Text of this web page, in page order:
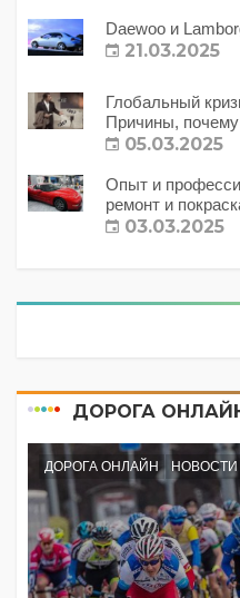
Daewoo и
21.03.2025
Глобальный
Причины,
с этим делать?
05.03.2025
Опыт и
ремонт и
03.03.2025
ДОРОГА
ДОРОГА ОНЛАЙН НОВОСТИ